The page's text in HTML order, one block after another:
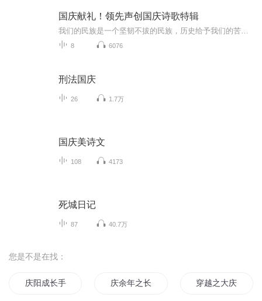
国庆献礼！领先声创国庆诗歌特辑
8 6076
刑法国庆
26 1.7万
国庆美诗文
108 4173
死城日记
87 40.7万
您是不是在找：
庆阳成长手札 庆余年之长歌行 穿越之大庆帝国